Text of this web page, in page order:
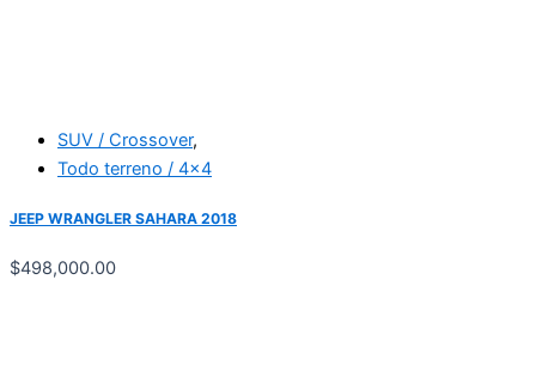
SUV / Crossover,
Todo terreno / 4x4
JEEP WRANGLER SAHARA 2018
$498,000.00